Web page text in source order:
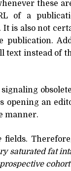
these
of a
It is also not
text instead of
opening an
manner.
fields.
saturated fat
cohort